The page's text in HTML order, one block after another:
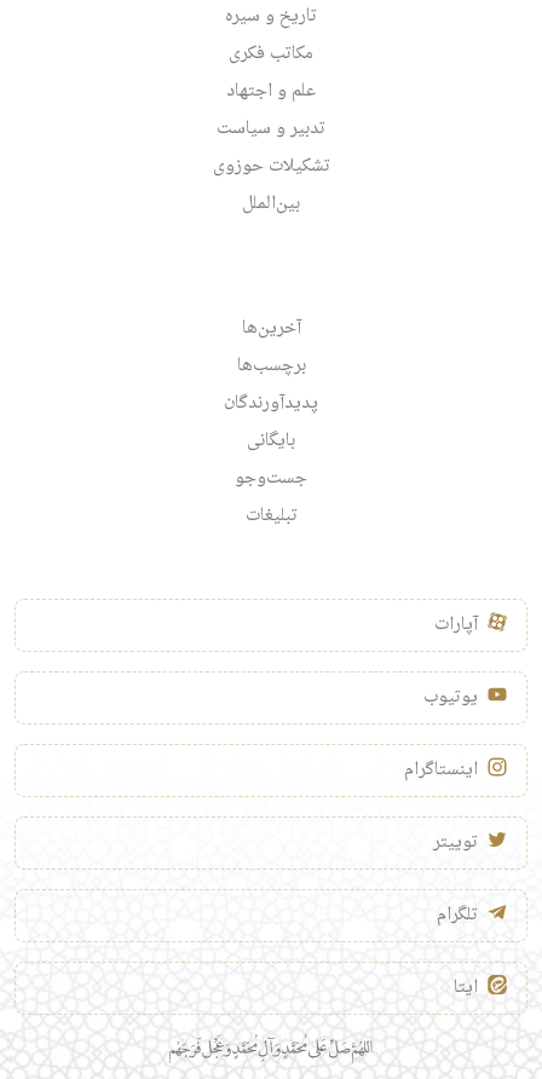
تاریخ و سیره
مکاتب فکری
علم و اجتهاد
تدبیر و سیاست
تشکیلات حوزوی
بین‌الملل
آخرین‌ها
برچسب‌ها
پدیدآورندگان
بایگانی
جست‌وجو
تبلیغات
آپارات
یوتیوب
اینستاگرام
توییتر
تلگرام
ایتا